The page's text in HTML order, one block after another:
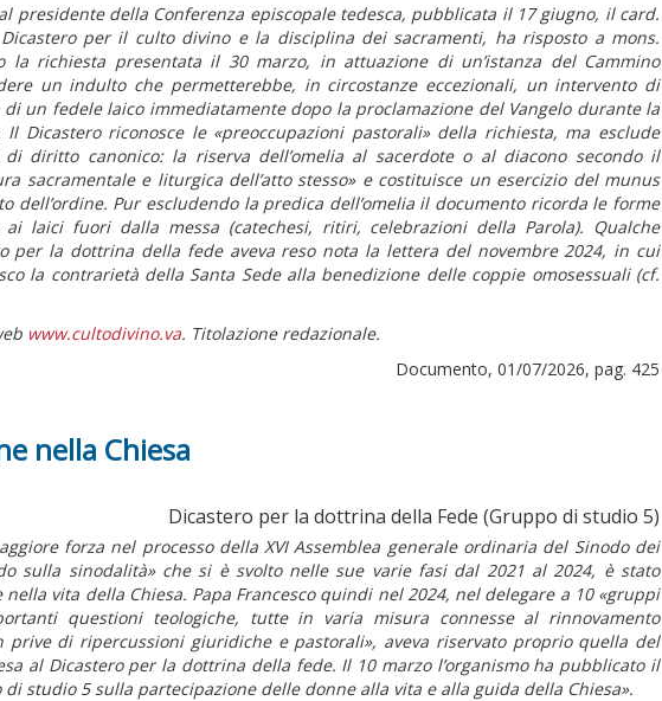
presidente della Conferenza episcopale tedesca, pubblicata il 17 giugno, il card.
per il culto divino e la disciplina dei sacramenti, ha risposto a mons.
la richiesta presentata il 30 marzo, in attuazione di un’istanza del Cammino
un indulto che permetterebbe, in circostanze eccezionali, un intervento di
un fedele laico immediatamente dopo la proclamazione del Vangelo durante la
Il Dicastero riconosce le«preoccupazioni pastorali» della richiesta, ma esclude
di diritto canonico: la riserva dell’omelia al sacerdote o al diacono secondo il
sacramentale e liturgica dell’atto stesso» e costituisce un esercizio delmunus
dell’ordine. Pur escludendo la predica dell’omelia il documento ricorda le forme
laici fuori dalla messa (catechesi, ritiri, celebrazioni della Parola). Qualche
per la dottrina della fede aveva reso nota la lettera del novembre 2024, in cui
la contrarietà della Santa Sede alla benedizione delle coppie omosessuali (cf.
www.cultodivino.va. Titolazione redazionale.
Documento, 01/07/2026, pag. 425
nella Chiesa
Dicastero per la dottrina della Fede (Gruppo di studio 5)
forza nel processo della XVI Assemblea generale ordinaria del Sinodo dei
sulla sinodalità» che si è svolto nelle sue varie fasi dal 2021 al 2024, è stato
vita della Chiesa. Papa Francesco quindi nel 2024, nel delegare a 10 «gruppi
questioni teologiche, tutte in varia misura connesse al rinnovamento
prive di ripercussioni giuridiche e pastorali», aveva riservato proprio quella del
al Dicastero per la dottrina della fede. Il 10 marzo l’organismo ha pubblicato il
di studio 5 sulla partecipazione delle donne alla vita e alla guida della Chiesa».